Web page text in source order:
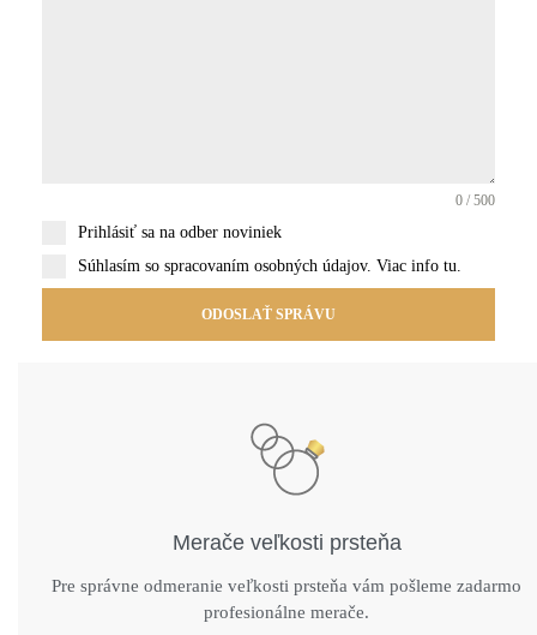
0 / 500
Prihlásiť sa na odber noviniek
Súhlasím so spracovaním osobných údajov. Viac info tu.
ODOSLAŤ SPRÁVU
Merače veľkosti prsteňa
Pre správne odmeranie veľkosti prsteňa vám pošleme zadarmo
profesionálne merače.